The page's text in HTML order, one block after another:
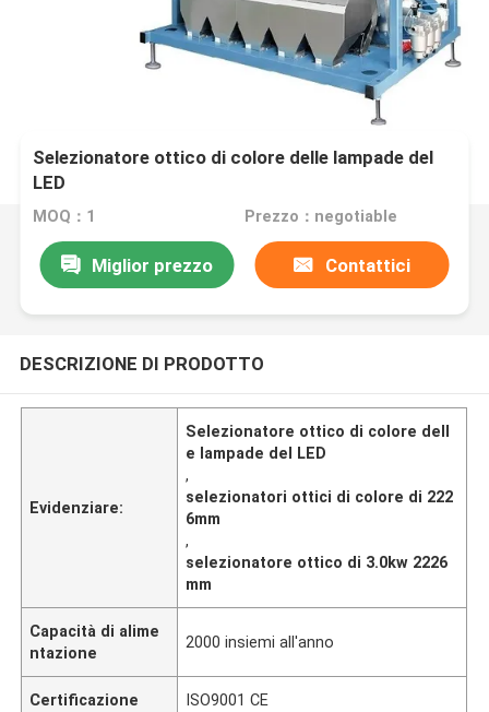
Selezionatore ottico di colore delle lampade del
LED
MOQ：1 Prezzo：negotiable
Miglior prezzo Contattici
DESCRIZIONE DI PRODOTTO
Evidenziare:
Selezionatore ottico di colore dell
e lampade del LED
,
selezionatori ottici di colore di 222
6mm
,
selezionatore ottico di 3.0kw 2226
mm
Capacità di alime
ntazione
2000 insiemi all'anno
Certificazione ISO9001 CE